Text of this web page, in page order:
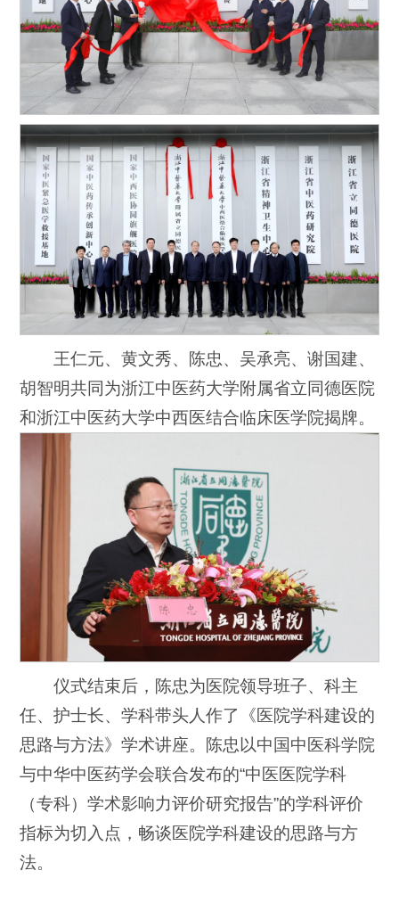
王仁元、黄文秀、陈忠、吴承亮、谢国建、
胡智明共同为浙江中医药大学附属省立同德医院
和浙江中医药大学中西医结合临床医学院揭牌。
仪式结束后，陈忠为医院领导班子、科主
任、护士长、学科带头人作了《医院学科建设的
思路与方法》学术讲座。陈忠以中国中医科学院
与中华中医药学会联合发布的“中医医院学科
（专科）学术影响力评价研究报告”的学科评价
指标为切入点，畅谈医院学科建设的思路与方
法。